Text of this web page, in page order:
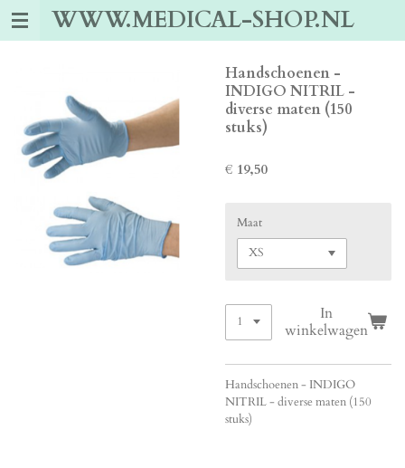
Ga
WWW.MEDICAL-SHOP.NL
Handschoenen -
INDIGO NITRIL -
diverse maten (150
stuks)
€ 19,50
Maat
In
winkelwagen
Handschoenen - INDIGO
NITRIL - diverse maten (150
stuks)